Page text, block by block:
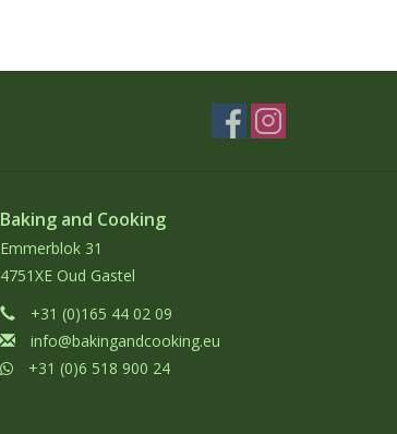
Baking and Cooking
Emmerblok 31
4751XE Oud Gastel
+31 (0)165 44 02 09
info@bakingandcooking.eu
+31 (0)6 518 900 24